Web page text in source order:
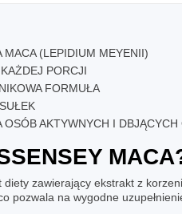
MACA (LEPIDIUM MEYENII)
PORCJI
FORMUŁA
OSÓB AKTYWNYCH I
MACA
diety zawierający ekstrakt z
pozwala na wygodne